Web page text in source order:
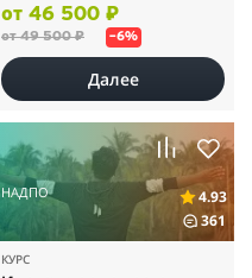
от 46 500 ₽
от 49 500 ₽ –6%
Далее
НАДПО
4.93
361
КУРС